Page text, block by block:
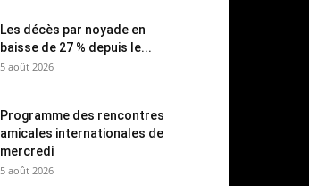
Les décès par noyade en
baisse de 27 % depuis le...
5 août 2026
Programme des rencontres
amicales internationales de
mercredi
5 août 2026